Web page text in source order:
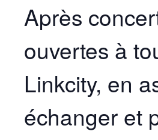
Après
ouvertes à
Linkcity, en
échanger et